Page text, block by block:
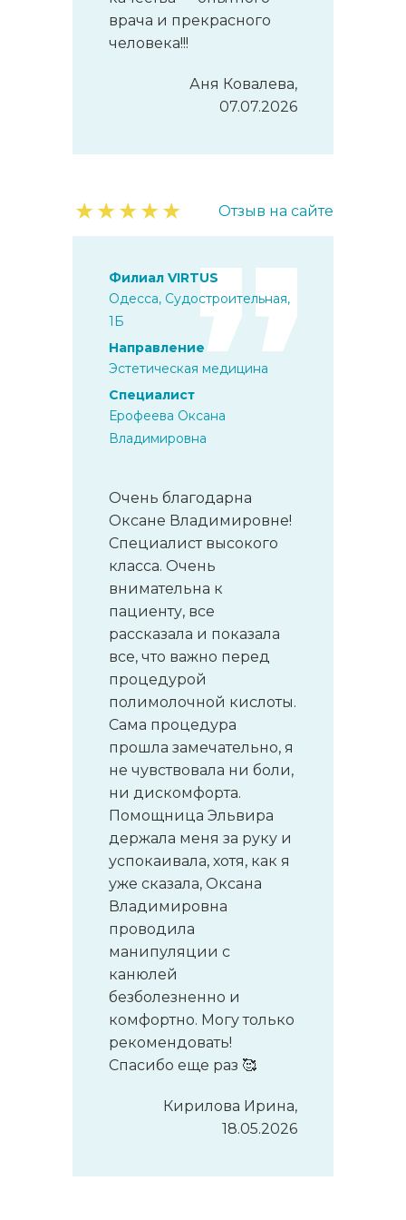
врача и прекрасного
человека!!!
Аня Ковалева,
07.07.2026
★★★★★ Отзыв на сайте
Филиал VIRTUS
Одесса, Судостроительная,
1Б
Направление
Эстетическая медицина
Специалист
Ерофеева Оксана
Владимировна
Очень благодарна
Оксане Владимировне!
Специалист высокого
класса. Очень
внимательна к
пациенту, все
рассказала и показала
все, что важно перед
процедурой
полимолочной кислоты.
Сама процедура
прошла замечательно, я
не чувствовала ни боли,
ни дискомфорта.
Помощница Эльвира
держала меня за руку и
успокаивала, хотя, как я
уже сказала, Оксана
Владимировна
проводила
манипуляции с
канюлей
безболезненно и
комфортно. Могу только
рекомендовать!
Спасибо еще раз 🥰
Кирилова Ирина,
18.05.2026